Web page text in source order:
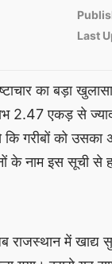
Last
का बड़ा
2.47 एकड़ से
गरीबों को उसका
के नाम इस सूची से
राजस्थान में खाद्य